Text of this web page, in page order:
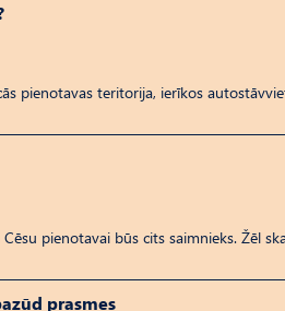
pienotavas teritorija, ierīkos
pienotavai būs cits saimnieks. Žēl
prasmes